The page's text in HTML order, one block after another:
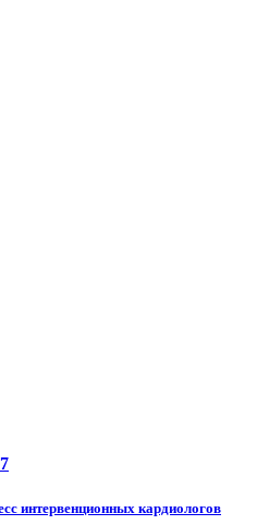
интервенционных кардиологов